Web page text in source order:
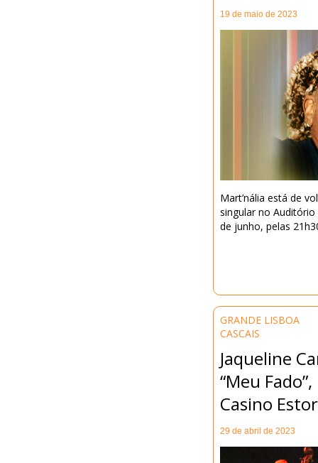
19 de maio de 2023
Mart’nália está de
singular no
de junho, pelas
GRANDE LISBOA
CASCAIS
Jaqueline
“Meu
Casino
29 de abril de 2023